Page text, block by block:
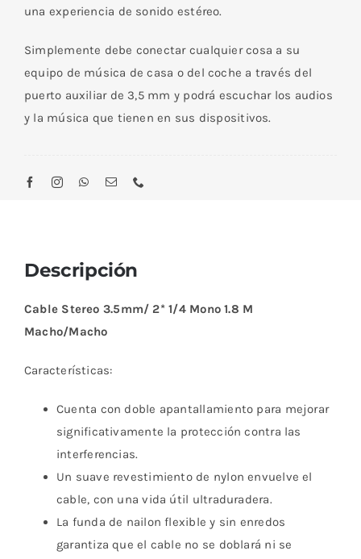
M
una experiencia de sonido estéreo.
Simplemente debe conectar cualquier cosa a su
equipo de música de casa o del coche a través del
puerto auxiliar de 3,5 mm y podrá escuchar los audios
y la música que tienen en sus dispositivos.
Descripción
Cable Stereo 3.5mm/ 2* 1/4 Mono 1.8 M
Macho/Macho
Características:
Cuenta con doble apantallamiento para mejorar
significativamente la protección contra las
interferencias.
Un suave revestimiento de nylon envuelve el
cable, con una vida útil ultraduradera.
La funda de nailon flexible y sin enredos
garantiza que el cable no se doblará ni se